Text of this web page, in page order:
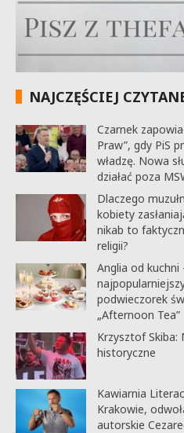
NAJCZĘŚCIEJ
Czarnek
Praw”, gdy PiS
władzę. Nowa
działać poza
Dlaczego
kobiety
nikab to
religii?
Anglia od kuchni
podwieczorek
„Afternoon Tea”
Krzysztof Skiba:
historyczne
Kawiarnia
Krakowie,
autorskie